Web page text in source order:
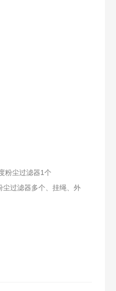
粉尘过滤器1个
过滤器多个、挂绳、外